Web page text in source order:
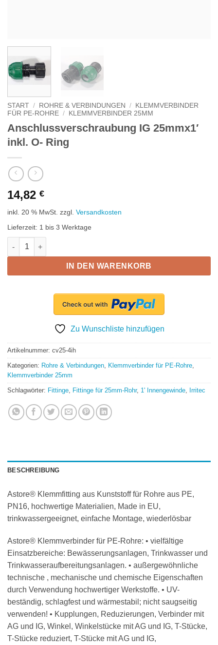
START / ROHRE & VERBINDUNGEN /
KLEMMVERBINDER
FÜR PE-ROHRE / KLEMMVERBINDER 25MM
Anschlussverschraubung IG 25mmx1′
inkl. O- Ring
14,82 €
inkl. 20 % MwSt. zzgl. Versandkosten
Lieferzeit: 1 bis 3 Werktage
Anschlussverschraubung IG 25mmx1' inkl. O- Ring Menge
IN DEN WARENKORB
Zu Wunschliste hinzufügen
Artikelnummer: cv25-4ih
Kategorien: Rohre & Verbindungen, Klemmverbinder für PE-Rohre,
Klemmverbinder 25mm
Schlagwörter: Fittinge, Fittinge für 25mm-Rohr, 1' Innengewinde, Irritec
BESCHREIBUNG
Astore® Klemmfitting aus Kunststoff für Rohre aus PE,
PN16, hochwertige Materialien, Made in EU,
trinkwassergeeignet, einfache Montage, wiederlösbar
Astore® Klemmverbinder für PE-Rohre: • vielfältige
Einsatzbereiche: Bewässerungsanlagen, Trinkwasser und
Trinkwasseraufbereitungsanlagen. • außergewöhnliche
technische , mechanische und chemische Eigenschaften
durch Verwendung hochwertiger Werkstoffe. • UV-
beständig, schlagfest und wärmestabil; nicht saugseitig
verwenden! • Kupplungen, Reduzierungen, Verbinder mit
AG und IG, Winkel, Winkelstücke mit AG und IG, T-Stücke,
T-Stücke reduziert, T-Stücke mit AG und IG,